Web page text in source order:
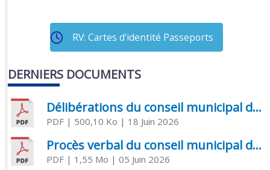
RV: Cartes d'identité Passeports
DERNIERS DOCUMENTS
Délibérations du conseil municipal du 18 juin 2026
PDF| 500,10 Ko | 18 Juin 2026
Procès verbal du conseil municipal du 05 juin 2026
PDF| 1,55 Mo | 05 Juin 2026